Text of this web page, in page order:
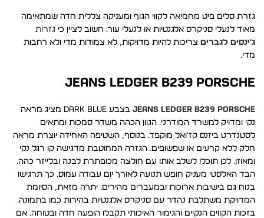
גזרת סלים פיט מחמיאה לקווי הגוף ומעניקה צללית חדה שמתאימה
מאוד לנעלי סניקרס אלגנטיות או לנעלי עור. חשוב לציין כי גזרות
ג'ינסים לגברים צריכות להיות מדויקות, לא צמודות מדי ולא רחבות
מדי.
JEANS LEDGER B239 PORSCHE
JEANS LEDGER B239 PORSCHE
בצבע DARK BLUE מציג מראה
נקי ומדויק למשרד המודרני. הגוון הכהה משדר סמכות ומתאים
לסטנדרט ביזנס קז'ואל מוקפד. בנוסף, השטיפה האחידה יוצרת מראה
חלק ללא קרעים או שפשופים. הגזרה המחוטבת מדגישה קו רגל נקי
ומאוזן. לכן תוכלו לשלב אותו עם חולצה מכופתרת לבנה ובלייזר כהה.
הבד האלסטי מעניק חופש תנועה לאורך יום עבודה עמוס. כך תרגישו
בנוח גם בישיבות ארוכות ובמעברים מהירים. יתרה מזאת, הסיומת
המדויקת משתלבת נהדר עם סניקרס אלגנטיות בהירות כמו בתמונה.
בזכות הקווים הנקיים והגימור האיכותי תקבלו הופעה חדה ובטוחה. אם